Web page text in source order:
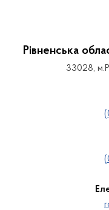
Рівненська
33028,